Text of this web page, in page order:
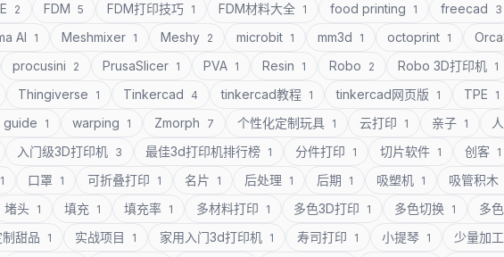
2 FDM 5 FDM打印技巧 1 FDM材料大全 1 food printing 1 freecad 3
AI 1 Meshmixer 1 Meshy 2 microbit 1 mm3d 1 octoprint 1
procusini 2 PrusaSlicer 1 PVA 1 Resin 1 Robo 2 Robo 3D打印机 1
Thingiverse 1 Tinkercad 4 tinkercad教程 1 tinkercad网页版 1 TPE 1
1 warping 1 Zmorph 7 个性化定制玩具 1 云打印 1 亲子 1
入门级3D打印机 3 最佳3d打印机排行榜 1 分件打印 1 切片软件 1 创客 1
1 口罩 1 可折叠打印 1 名片 1 后处理 1 后期 1 吸塑机 1 吸管积木
堵头 1 填充 1 填充率 1 多材料打印 1 多色3D打印 1 多色切换 1 多
制甜品 1 实战项目 1 家用入门3d打印机 1 寿司打印 1 小提琴 1 少量加工